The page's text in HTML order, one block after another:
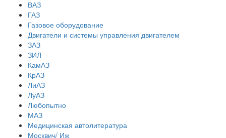
ВАЗ
ГАЗ
Газовое оборудование
Двигатели и системы управления двигателем
ЗАЗ
ЗИЛ
КамАЗ
КрАЗ
ЛиАЗ
ЛуАЗ
Любопытно
МАЗ
Медицинская автолитература
Москвич/ Иж